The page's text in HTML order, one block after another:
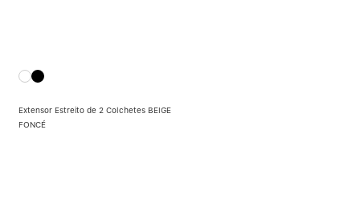
Extensor Estreito de 2 Colchetes BEIGE
FONCÉ